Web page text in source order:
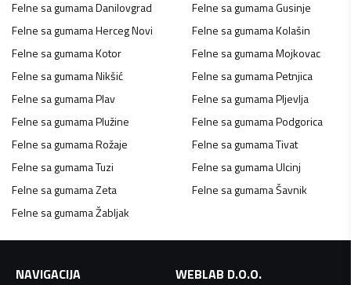
Felne sa gumamaDanilovgrad Felne sa gumamaGusinje
Felne sa gumamaHerceg Novi Felne sa gumamaKolašin
Felne sa gumamaKotor Felne sa gumamaMojkovac
Felne sa gumamaNikšić Felne sa gumamaPetnjica
Felne sa gumamaPlav Felne sa gumamaPljevlja
Felne sa gumamaPlužine Felne sa gumamaPodgorica
Felne sa gumamaRožaje Felne sa gumamaTivat
Felne sa gumamaTuzi Felne sa gumamaUlcinj
Felne sa gumamaZeta Felne sa gumamaŠavnik
Felne sa gumamaŽabljak
NAVIGACIJA
WEBLAB D.O.O.